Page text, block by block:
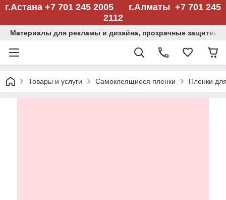
г.Астана +7 701 245 2005 г.Алматы +7 701 245
2112
Материалы для рекламы и дизайна, прозрачные защитные
Товары и услуги Самоклеящиеся пленки Пленки